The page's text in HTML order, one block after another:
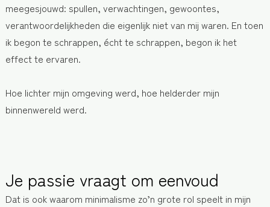
meegesjouwd: spullen, verwachtingen, gewoontes,
verantwoordelijkheden die eigenlijk niet van mij waren. En toen
ik begon te schrappen, écht te schrappen, begon ik het
effect te ervaren.
Hoe lichter mijn omgeving werd, hoe helderder mijn
binnenwereld werd.
Je passie vraagt om eenvoud
Dat is ook waarom minimalisme zo’n grote rol speelt in mijn